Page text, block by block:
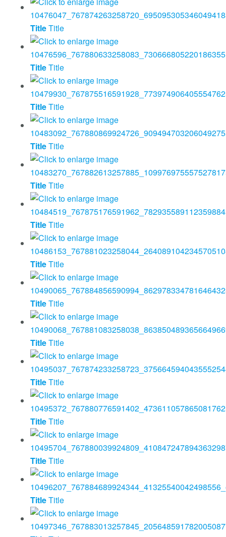
TitleTitle
TitleTitle
TitleTitle
TitleTitle
TitleTitle
TitleTitle
TitleTitle
TitleTitle
TitleTitle
TitleTitle
TitleTitle
TitleTitle
TitleTitle